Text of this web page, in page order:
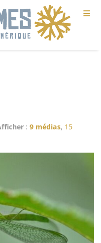
≡
:9 médias, 15